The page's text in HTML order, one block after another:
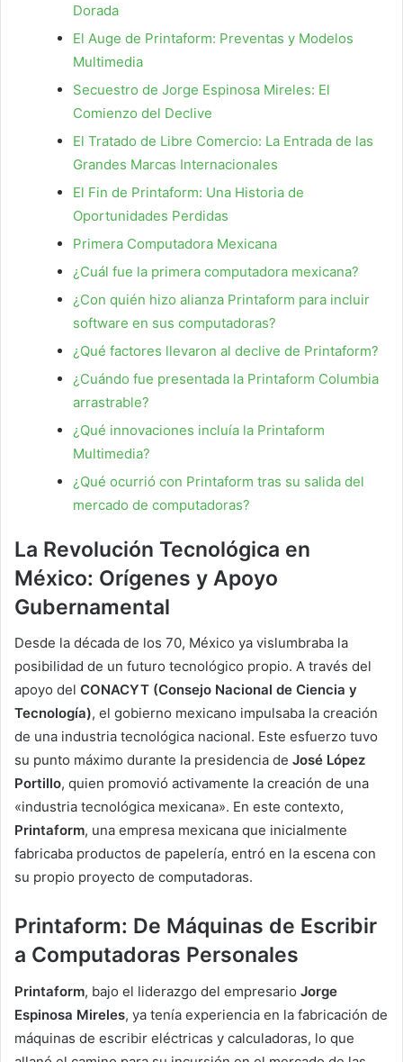
Dorada
El Auge de Printaform: Preventas y Modelos
Multimedia
Secuestro de Jorge Espinosa Mireles: El
Comienzo del Declive
El Tratado de Libre Comercio: La Entrada de las
Grandes Marcas Internacionales
El Fin de Printaform: Una Historia de
Oportunidades Perdidas
Primera Computadora Mexicana
¿Cuál fue la primera computadora mexicana?
¿Con quién hizo alianza Printaform para incluir
software en sus computadoras?
¿Qué factores llevaron al declive de Printaform?
¿Cuándo fue presentada la Printaform Columbia
arrastrable?
¿Qué innovaciones incluía la Printaform
Multimedia?
¿Qué ocurrió con Printaform tras su salida del
mercado de computadoras?
La Revolución Tecnológica en
México: Orígenes y Apoyo
Gubernamental
Desde la década de los 70, México ya vislumbraba la
posibilidad de un futuro tecnológico propio. A través del
apoyo del CONACYT (Consejo Nacional de Ciencia y
Tecnología), el gobierno mexicano impulsaba la creación
de una industria tecnológica nacional. Este esfuerzo tuvo
su punto máximo durante la presidencia de José López
Portillo, quien promovió activamente la creación de una
«industria tecnológica mexicana». En este contexto,
Printaform, una empresa mexicana que inicialmente
fabricaba productos de papelería, entró en la escena con
su propio proyecto de computadoras.
Printaform: De Máquinas de Escribir
a Computadoras Personales
Printaform, bajo el liderazgo del empresario Jorge
Espinosa Mireles, ya tenía experiencia en la fabricación de
máquinas de escribir eléctricas y calculadoras, lo que